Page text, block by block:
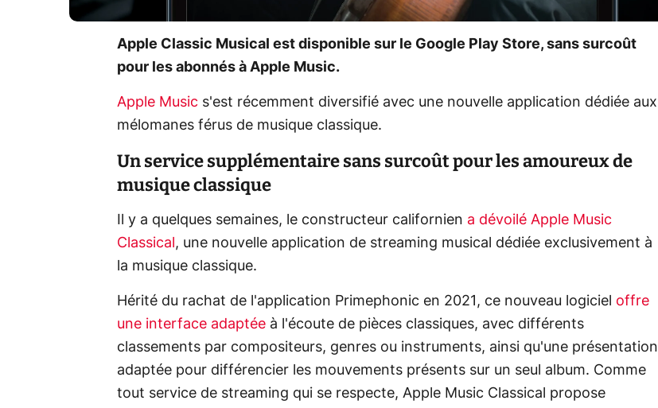
Apple Classic Musical est disponible sur le Google Play Store, sans surcoût
pour les abonnés à Apple Music.
Apple Music s'est récemment diversifié avec une nouvelle application dédiée aux
mélomanes férus de musique classique.
Un service supplémentaire sans surcoût pour les amoureux de
musique classique
Il y a quelques semaines, le constructeur californien a dévoilé Apple Music
Classical , une nouvelle application de streaming musical dédiée exclusivement à
la musique classique.
Hérité du rachat de l'application Primephonic en 2021, ce nouveau logiciel offre
une interface adaptée à l'écoute de pièces classiques, avec différents
classements par compositeurs, genres ou instruments, ainsi qu'une présentation
adaptée pour différencier les mouvements présents sur un seul album. Comme
tout service de streaming qui se respecte, Apple Music Classical propose